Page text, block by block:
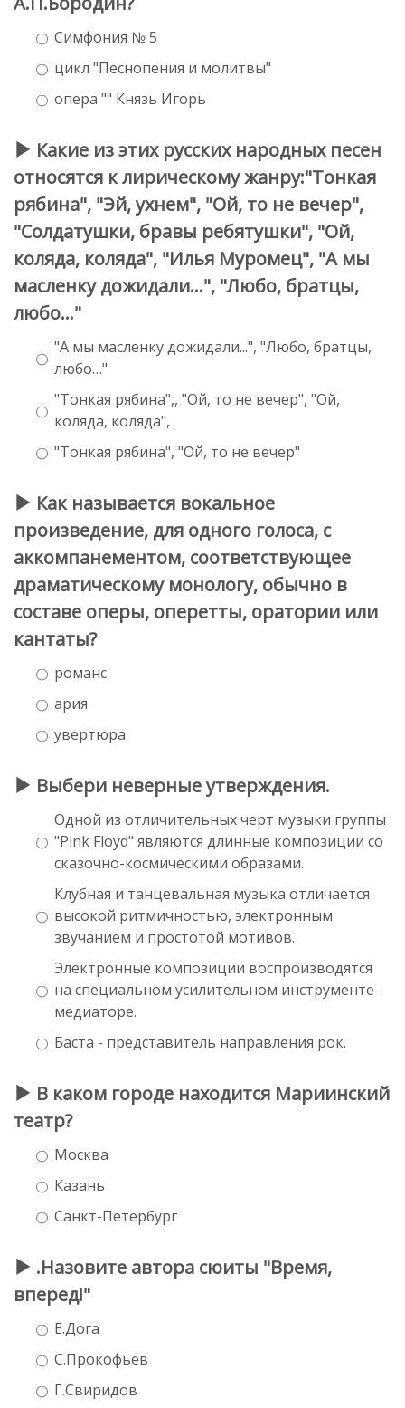
Симфония № 5
цикл "Песнопения и молитвы"
опера "" Князь Игорь
Какие из этих русских народных песен
относятся к лирическому жанру:"Тонкая
рябина", "Эй, ухнем", "Ой, то не вечер",
"Солдатушки, бравы ребятушки", "Ой,
коляда, коляда", "Илья Муромец", "А мы
масленку дожидали...", "Любо, братцы,
любо…"
"А мы масленку дожидали...", "Любо, братцы,
любо…"
"Тонкая рябина",, "Ой, то не вечер", "Ой,
коляда, коляда",
"Тонкая рябина", "Ой, то не вечер"
Как называется вокальное
произведение, для одного голоса, с
аккомпанементом, соответствующее
драматическому монологу, обычно в
составе оперы, оперетты, оратории или
кантаты?
романс
ария
увертюра
Выбери неверные утверждения.
Одной из отличительных черт музыки группы
"Pink Floyd" являются длинные композиции со
сказочно-космическими образами.
Клубная и танцевальная музыка отличается
высокой ритмичностью, электронным
звучанием и простотой мотивов.
Электронные композиции воспроизводятся
на специальном усилительном инструменте -
медиаторе.
Баста - представитель направления рок.
В каком городе находится Мариинский
театр?
Москва
Казань
Санкт-Петербург
.Назовите автора сюиты "Время,
вперед!"
Е.Дога
С.Прокофьев
Г.Свиридов